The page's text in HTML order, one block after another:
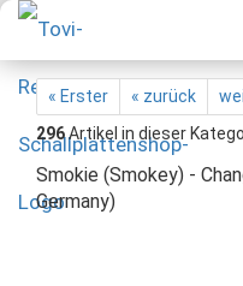
« Erster « zurück
296Artikel in dieser
Smokie (Smokey) -
Germany)